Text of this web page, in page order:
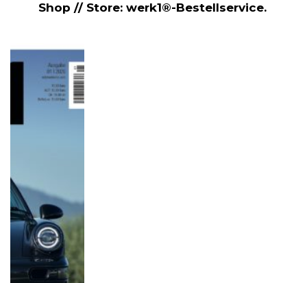
Shop // Store: werk1®-Bestellservice.
NETZWERKEINS GO! // ONLINE-STORE BY WERK1